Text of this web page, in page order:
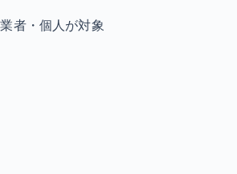
者・個人が対象